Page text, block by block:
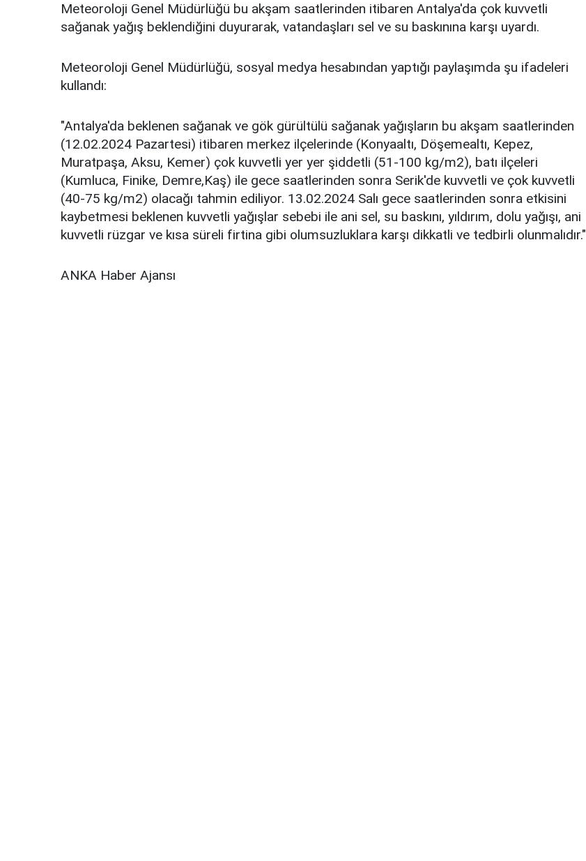
Meteoroloji Genel Müdürlüğü bu akşam saatlerinden itibaren Antalya'da çok kuvvetli
sağanak yağış beklendiğini duyurarak, vatandaşları sel ve su baskınına karşı uyardı.
Meteoroloji Genel Müdürlüğü, sosyal medya hesabından yaptığı paylaşımda şu ifadeleri
kullandı:
"Antalya'da beklenen sağanak ve gök gürültülü sağanak yağışların bu akşam saatlerinden
(12.02.2024 Pazartesi) itibaren merkez ilçelerinde (Konyaaltı, Döşemealtı, Kepez,
Muratpaşa, Aksu, Kemer) çok kuvvetli yer yer şiddetli (51-100 kg/m2), batı ilçeleri
(Kumluca, Finike, Demre,Kaş) ile gece saatlerinden sonra Serik'de kuvvetli ve çok kuvvetli
(40-75 kg/m2) olacağı tahmin ediliyor. 13.02.2024 Salı gece saatlerinden sonra etkisini
kaybetmesi beklenen kuvvetli yağışlar sebebi ile ani sel, su baskını, yıldırım, dolu yağışı, ani
kuvvetli rüzgar ve kısa süreli firtina gibi olumsuzluklara karşı dikkatli ve tedbirli olunmalıdır."
ANKA Haber Ajansı